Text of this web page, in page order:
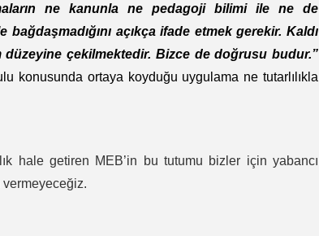
ne kanunla ne pedagoji bilimi ile ne de
açıkça ifade etmek gerekir. Kaldı
çekilmektedir. Bizce de doğrusu budur.”
konusunda ortaya koyduğu uygulama ne tutarlılıkla
hale getiren MEB’in bu tutumu bizler için yabancı
vermeyeceğiz.